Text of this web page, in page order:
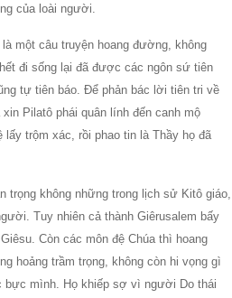
của loài người.
một câu truyện hoang đường, không
đi sống lại đã được các ngôn sứ tiên
tự tiên báo. Ðể phản bác lời tiên tri về
Pilatô phái quân lính đến canh mộ
trộm xác, rồi phao tin là Thầy họ đã
trọng không những trong lịch sử Kitô giáo,
Tuy nhiên cả thành Giêrusalem bấy
Còn các môn đệ Chúa thì hoang
hoảng trầm trọng, không còn hi vọng gì
mình. Họ khiếp sợ vì người Do thái